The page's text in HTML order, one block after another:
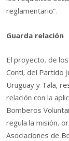
reglamentario”.
Guarda relación
El proyecto, de
Conti, del Partido
Uruguay y Tala,
relación con la
Bomberos
regula la misión,
Asociaciones de